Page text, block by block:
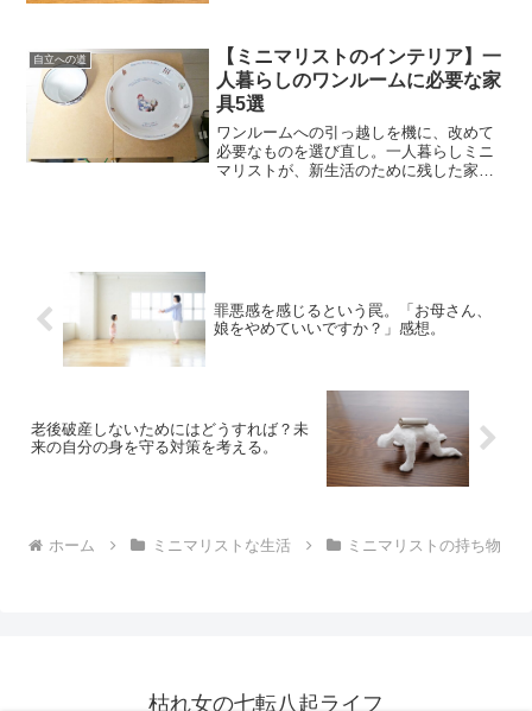
分でつくるようになりました。そこで気
になったのが、「調味料は...
自立への道
【ミニマリストのインテリア】一
人暮らしのワンルームに必要な家
具5選
ワンルームへの引っ越しを機に、改めて
必要なものを選び直し。一人暮らしミニ
マリストが、新生活のために残した家具
罪悪感を感じるという罠。「お母さん、
娘をやめていいですか？」感想。
老後破産しないためにはどうすれば？未
来の自分の身を守る対策を考える。
ホーム ミニマリストな生活 ミニマリストの持ち物
枯れ女の七転八起ライフ